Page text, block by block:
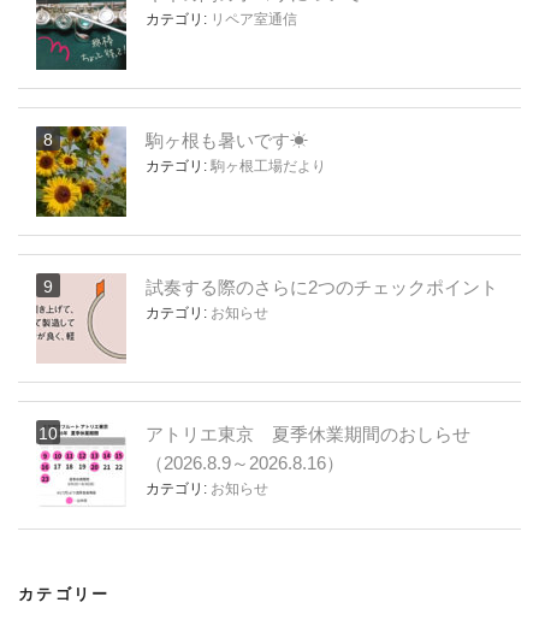
カテゴリ: リペア室通信
駒ヶ根も暑いです☀
カテゴリ: 駒ヶ根工場だより
試奏する際のさらに2つのチェックポイント
カテゴリ: お知らせ
アトリエ東京 夏季休業期間のおしらせ
（2026.8.9～2026.8.16）
カテゴリ: お知らせ
カテゴリー